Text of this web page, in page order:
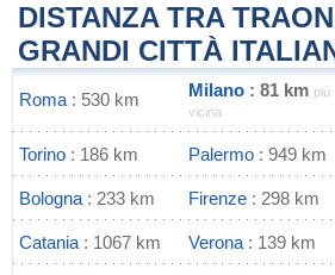
DISTANZA TRA
GRANDI CITTÀ
Roma : 530 km Milano : 81 km più
vicina
Torino : 186 km Palermo : 949 km
Bologna : 233 km Firenze : 298 km
Catania : 1067 km Verona : 139 km